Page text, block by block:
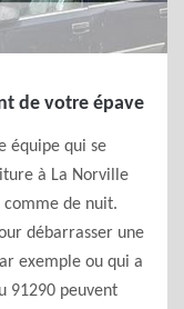
de votre épave
équipe qui se
à La Norville
de nuit.
débarrasser une
exemple ou qui a
91290 peuvent